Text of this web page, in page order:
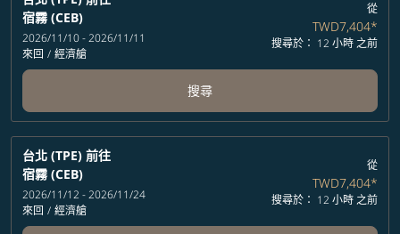
宿霧 (CEB)
2026/11/10 - 2026/11/11
來回 / 經濟艙
從
TWD7,404*
搜尋於： 12 小時 之前
搜尋
台北 (TPE) 前往
宿霧 (CEB)
2026/11/12 - 2026/11/24
來回 / 經濟艙
從
TWD7,404*
搜尋於： 12 小時 之前